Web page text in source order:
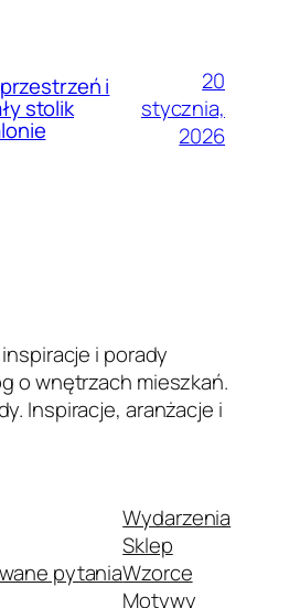
i
stolik
20
stycznia,
2026
i porady
o wnętrzach mieszkań.
Inspiracje, aranżacje i
pytania
Wydarzenia
Sklep
Wzorce
Motywy